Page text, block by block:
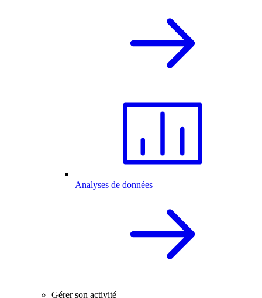
Analyses de données
Gérer son activité